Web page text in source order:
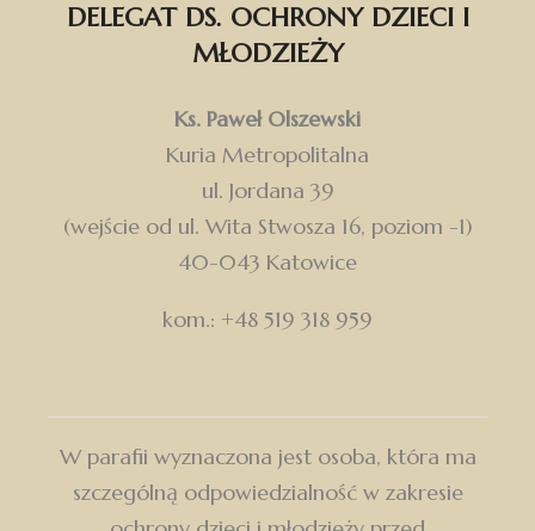
DELEGAT DS. OCHRONY DZIECI I
MŁODZIEŻY
Ks. Paweł Olszewski
Kuria Metropolitalna
ul. Jordana 39
(wejście od ul. Wita Stwosza 16, poziom -1)
40-043 Katowice
kom.: +48 519 318 959
W parafii wyznaczona jest osoba, która ma
szczególną odpowiedzialność w zakresie